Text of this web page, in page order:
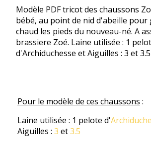
Modèle PDF tricot des chaussons
bébé, au point de nid d'abeille pour
chaud les pieds du nouveau-né. A
brassiere Zoé. Laine utilisée : 1
d'Archiduchesse et Aiguilles : 3 et 3.5
Pour le modèle de ces chaussons :
Laine utilisée : 1 pelote d'
Aiguilles : 3 et3.5